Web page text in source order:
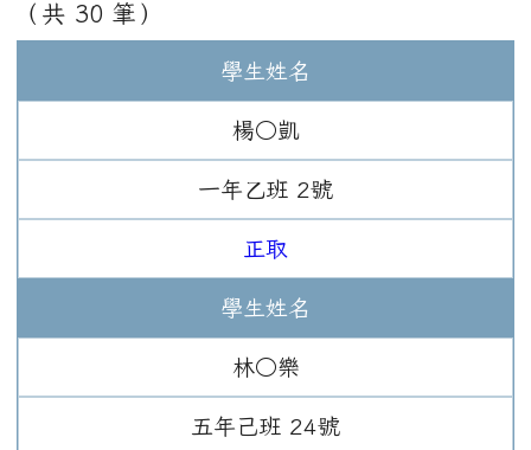
（共 30 筆）
學生姓名
楊○凱
一年 乙班 2號
正取
學生姓名
林○樂
五年 己班 24號